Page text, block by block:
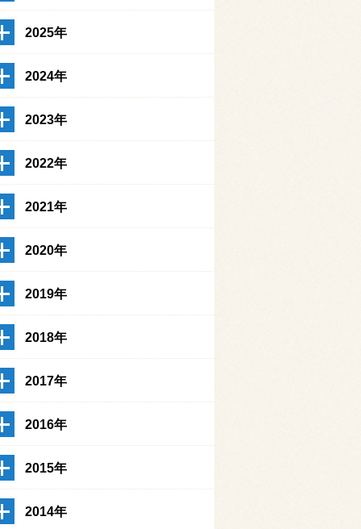
2025年
2024年
2023年
2022年
2021年
2020年
2019年
2018年
2017年
2016年
2015年
2014年